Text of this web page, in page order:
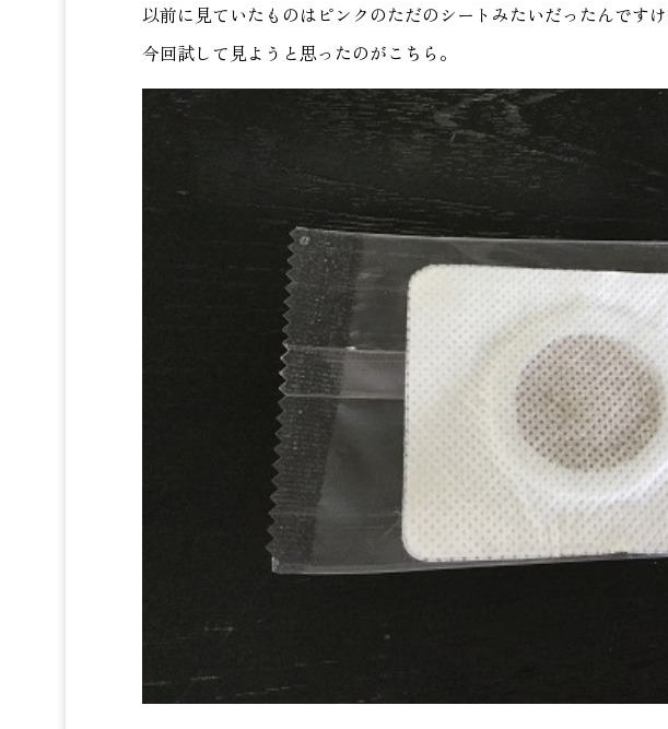
以前に見ていたものはピンクのただのシートみたいだったんですけ
今回試して見ようと思ったのがこちら。